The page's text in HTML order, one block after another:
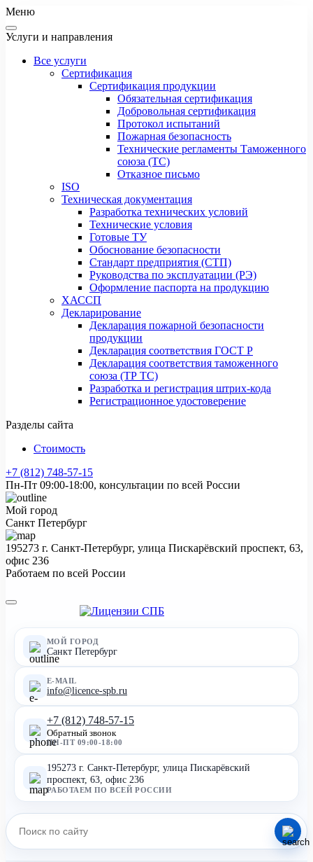
Меню
Услуги и направления
Все услуги
Сертификация
Сертификация продукции
Обязательная сертификация
Добровольная сертификация
Протокол испытаний
Пожарная безопасность
Технические регламенты Таможенного
союза (ТС)
Отказное письмо
ISO
Техническая документация
Разработка технических условий
Технические условия
Готовые ТУ
Обоснование безопасности
Стандарт предприятия (СТП)
Руководства по эксплуатации (РЭ)
Оформление паспорта на продукцию
ХАССП
Декларирование
Декларация пожарной безопасности
продукции
Декларация соответствия ГОСТ Р
Декларация соответствия таможенного
союза (ТР ТС)
Разработка и регистрация штрих-кода
Регистрационное удостоверение
Разделы сайта
Стоимость
+7 (812) 748-57-15
Пн-Пт 09:00-18:00, консультации по всей России
Мой город
Санкт Петербург
195273 г. Санкт-Петербург, улица Пискарёвский проспект, 63,
офис 236
Работаем по всей России
МОЙ ГОРОД
Санкт Петербург
E-MAIL
info@licence-spb.ru
+7 (812) 748-57-15
Обратный звонок
ПН-ПТ 09:00-18:00
195273 г. Санкт-Петербург, улица Пискарёвский
проспект, 63, офис 236
РАБОТАЕМ ПО ВСЕЙ РОССИИ